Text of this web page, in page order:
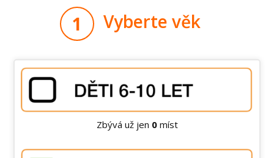
1 Vyberte věk
Zbývá už jen 0 míst